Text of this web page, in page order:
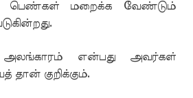
பெண்கள் மறைக்க வேண்டும்
.
அலங்காரம் என்பது அவர்கள்
குறிக்கும்.